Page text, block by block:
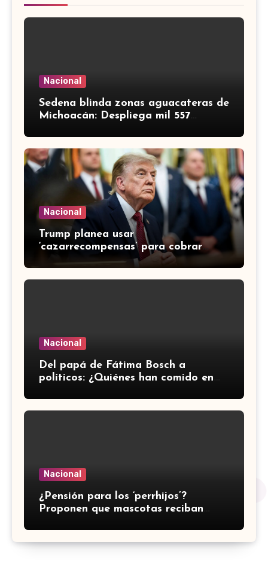
Nacional
Sedena blinda zonas aguacateras de
Michoacán: Despliega mil 557
Ejército
Nacional
Trump planea usar
‘cazarrecompensas’ para cobrar
multas a migrantes deportados,
incluidos mexicanos
Nacional
⁠Del papá de Fátima Bosch a
políticos: ¿Quiénes han comido en
Polanco?
Nacional
¿Pensión para los ‘perrhijos’?
Proponen que mascotas reciban